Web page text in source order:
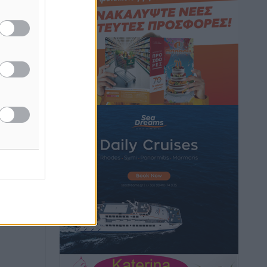
Κικίλιας: Μειώθηκαν κατά 34% οι
μεταναστευτικές ροές στα θαλάσσια
• πριν 14 ώρες
Κως: Γερμανός τουρίστας κέρδισε
αποζημίωση 900 ευρώ επειδή δεν
βρήκε ξαπλώστρες στις οικογενειακές
διακοπές του
Τοπικές Ειδήσεις πριν 14 ώρες
Δανό περιπατητή στη Ρόδο
Τοπικές Ειδήσεις• πριν 14 ώρες
Σύμη: Ανασύρθηκε σορός άνδρα –